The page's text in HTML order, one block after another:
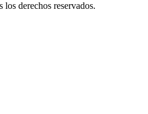
los derechos reservados.